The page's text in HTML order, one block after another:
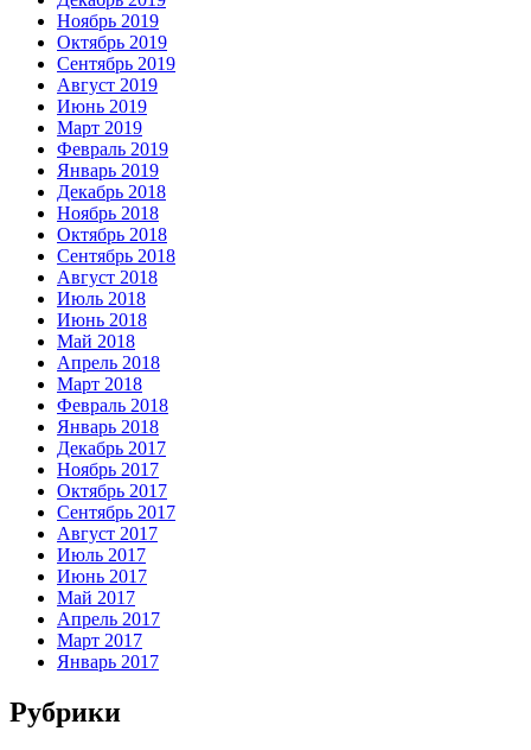
Ноябрь 2019
Октябрь 2019
Сентябрь 2019
Август 2019
Июнь 2019
Март 2019
Февраль 2019
Январь 2019
Декабрь 2018
Ноябрь 2018
Октябрь 2018
Сентябрь 2018
Август 2018
Июль 2018
Июнь 2018
Май 2018
Апрель 2018
Март 2018
Февраль 2018
Январь 2018
Декабрь 2017
Ноябрь 2017
Октябрь 2017
Сентябрь 2017
Август 2017
Июль 2017
Июнь 2017
Май 2017
Апрель 2017
Март 2017
Январь 2017
Рубрики